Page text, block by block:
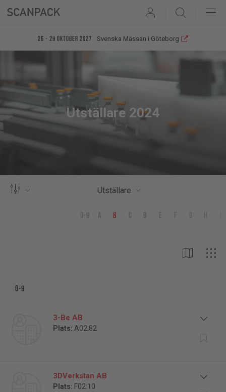
26 - 29 oktober 2027 Svenska Mässan i Göteborg
User Search
Utställare 2024
Utställare
b
0-9
3-Be AB
Plats: A02:82
3DVerkstan AB
Plats: F02:10